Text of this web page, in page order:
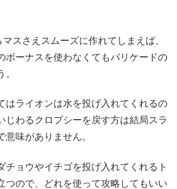
スさえスムーズに作れてしまえば、
ボーナスを使わなくてもバリケードの
はライオンは水を投げ入れてくれるの
じわるクロプシーを戻す方は結局スラ
意味がありません。
チョウやイチゴを投げ入れてくれるト
つので、どれを使って攻略してもいい